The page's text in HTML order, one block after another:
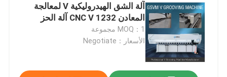
آلة الشق الهيدروليكية V لمعالجة
المعادن 1232 CNC V آلة الحز
MOQ：1 مجموعة
الأسعار：Negotiate